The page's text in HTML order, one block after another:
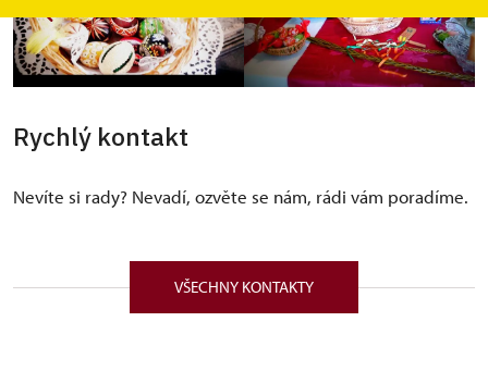
Rychlý kontakt
Nevíte si rady? Nevadí, ozvěte se nám, rádi vám poradíme.
VŠECHNY KONTAKTY